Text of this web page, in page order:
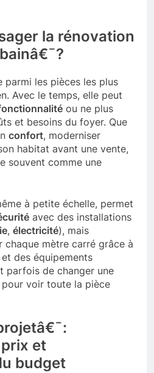
la rénovation
parmi les pièces les plus
Avec le temps, elle peut
ou ne plus
et besoins du foyer. Que
confort, moderniser
habitat avant une vente,
souvent comme une
à petite échelle, permet
avec des installations
, électricité), mais
chaque mètre carré grâce à
des équipements
parfois de changer une
pour voir toute la pièce
et
budget